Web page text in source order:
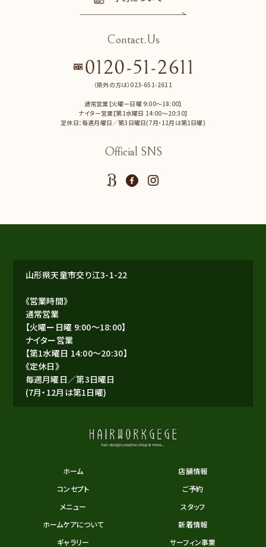
Contact.Us
（県外の方は）023-651-2611
通常営業【火曜ー日曜 9:00～18:00】
ナイター営業【第1水曜日 14:00～20:30】
定休日：毎週月曜日／第3日曜日(7月・12月は第1日曜)
Official SNS
山形県天童市交り江3-1-22
《営業時間》
通常営業
【火曜ー日曜 9:00～18:00】
ナイター営業
【第1水曜日 14:00～20:30】
《定休日》
毎週月曜日／第3日曜日
(7月・12月は第1日曜)
ホーム
コンセプト
メニュー
ホームケアについて
ギャラリー
店舗情報
ご予約
スタッフ
新着情報
サーフィン事業